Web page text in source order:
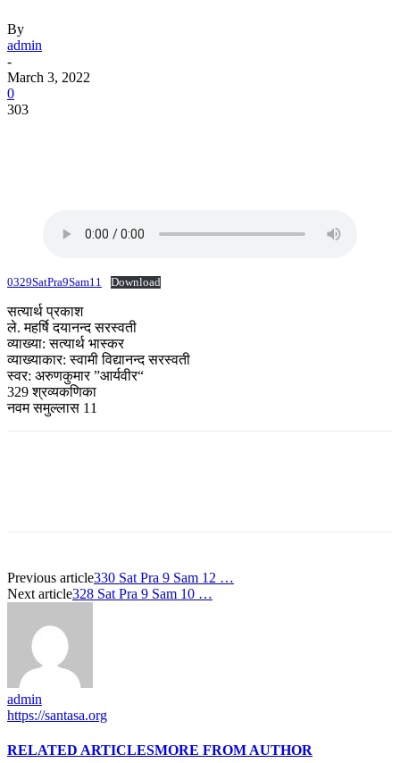
By
admin
-
March 3, 2022
0
303
0329SatPra9Sam11 Download
सत्यार्थ प्रकाश
ले. महर्षि दयानन्द सरस्वती
व्याख्या: सत्यार्थ भास्कर
व्याख्याकार: स्वामी विद्यानन्द सरस्वती
स्वर: अरुणकुमार ”आर्यवीर“
329 श्रव्यकणिका
नवम समुल्लास 11
Previous article330 Sat Pra 9 Sam 12 …
Next article328 Sat Pra 9 Sam 10 …
admin
https://santasa.org
RELATED ARTICLESMORE FROM AUTHOR